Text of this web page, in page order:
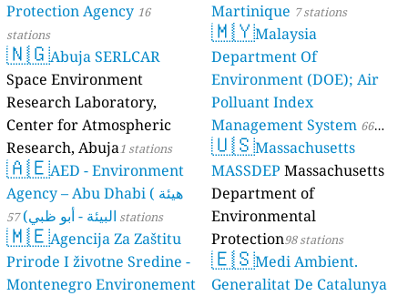
Protection Agency 16
stations
🇳🇬Abuja SERLCAR
Space Environment
Research Laboratory,
Center for Atmospheric
Research, Abuja1 stations
🇦🇪AED - Environment
Agency – Abu Dhabi ( هيئة
البيئة - أبو ظبي) 57 stations
🇲🇪Agencija Za Zaštitu
Prirode I životne Sredine -
Montenegro Environement
Martinique 7 stations
🇲🇾Malaysia
Department Of
Environment (DOE); Air
Polluant Index
Management System 66
stations
🇺🇸Massachusetts
MASSDEP Massachusetts
Department of
Environmental
Protection98 stations
🇪🇸Medi Ambient.
Generalitat De Catalunya